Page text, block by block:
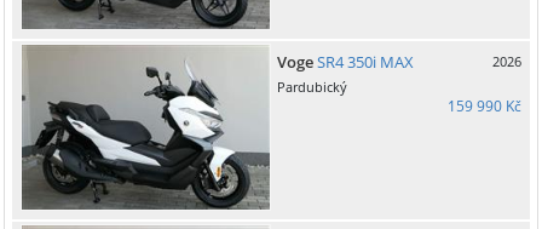
VogeSR4 350i MAX
2026
Pardubický
159 990 Kč